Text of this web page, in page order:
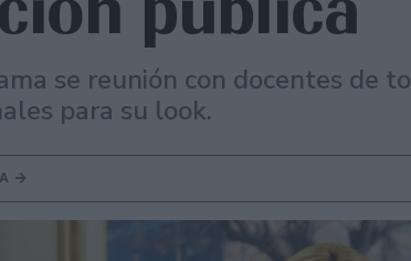
se reunión con docentes de
para su look.